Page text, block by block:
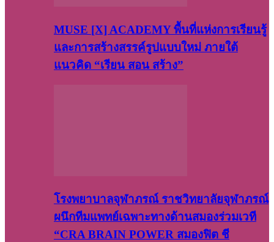
MUSE [X] ACADEMY พื้นที่แห่งการเรียนรู้
และการสร้างสรรค์รูปแบบใหม่ ภายใต้
แนวคิด “เรียน สอน สร้าง”
โรงพยาบาลจุฬาภรณ์ ราชวิทยาลัยจุฬาภรณ์
ผนึกทีมแพทย์เฉพาะทางด้านสมองร่วมเวที
“CRA BRAIN POWER สมองฟิต ชี